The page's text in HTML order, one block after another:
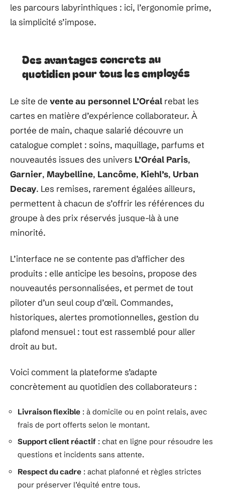
les parcours labyrinthiques : ici, l’ergonomie prime,
la simplicité s’impose.
Des avantages concrets au
quotidien pour tous les employés
Le site de vente au personnel L’Oréal rebat les
cartes en matière d’expérience collaborateur. À
portée de main, chaque salarié découvre un
catalogue complet : soins, maquillage, parfums et
nouveautés issues des univers L’Oréal Paris,
Garnier, Maybelline, Lancôme, Kiehl’s, Urban
Decay. Les remises, rarement égalées ailleurs,
permettent à chacun de s’offrir les références du
groupe à des prix réservés jusque-là à une
minorité.
L’interface ne se contente pas d’afficher des
produits : elle anticipe les besoins, propose des
nouveautés personnalisées, et permet de tout
piloter d’un seul coup d’œil. Commandes,
historiques, alertes promotionnelles, gestion du
plafond mensuel : tout est rassemblé pour aller
droit au but.
Voici comment la plateforme s’adapte
concrètement au quotidien des collaborateurs :
Livraison flexible : à domicile ou en point relais, avec
frais de port offerts selon le montant.
Support client réactif : chat en ligne pour résoudre les
questions et incidents sans attente.
Respect du cadre : achat plafonné et règles strictes
pour préserver l’équité entre tous.